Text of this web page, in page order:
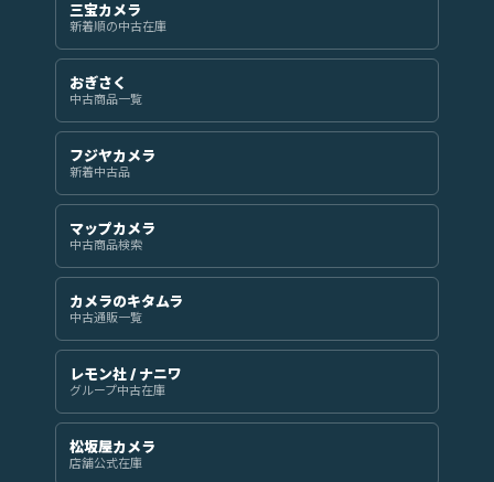
三宝カメラ
新着順の中古在庫
おぎさく
中古商品一覧
フジヤカメラ
新着中古品
マップカメラ
中古商品検索
カメラのキタムラ
中古通販一覧
レモン社 / ナニワ
グループ中古在庫
松坂屋カメラ
店舗公式在庫